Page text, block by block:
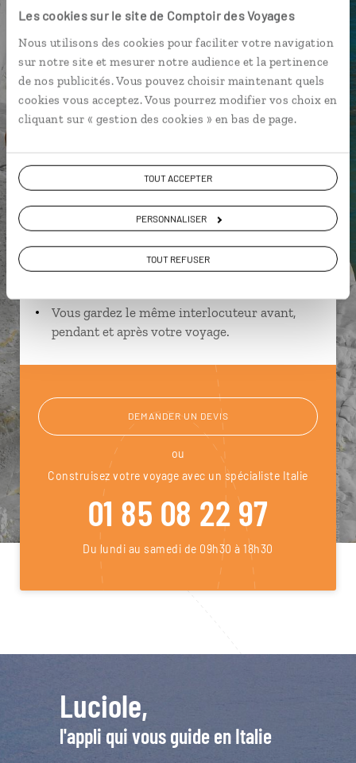
Les cookies sur le site de Comptoir des Voyages
Nous utilisons des cookies pour faciliter votre navigation
sur notre site et mesurer notre audience et la pertinence
de nos publicités. Vous pouvez choisir maintenant quels
cookies vous acceptez. Vous pourrez modifier vos choix en
cliquant sur « gestion des cookies » en bas de page.
TOUT ACCEPTER
PERSONNALISER
TOUT REFUSER
Claudia,
spécialiste Italie
Lire son interview
spécialistes
près de vos envies et de la réalité du pays.
Échangez en face à face ou depuis nos studios
connectés en agence, mais aussi par email ou
Vous gardez le même interlocuteur avant,
pendant et après votre voyage.
DEMANDER UN DEVIS
ou
Construisez votre voyage avec un spécialiste Italie
01 85 08 22 97
Du lundi au samedi de 09h30 à 18h30
Luciole,
l'appli qui vous guide en Italie